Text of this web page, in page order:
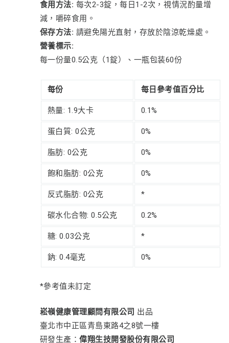
食用方法: 每次2-3錠，每日1-2次，視情況酌量增
減，嚼碎食用。
保存方法: 請避免陽光直射，存放於陰涼乾燥處。
營養標示:
每一份量0.5公克（1錠）、一瓶包装60份
每份 每日參考值百分比
熱量: 1.9大卡 0.1%
蛋白質: 0公克 0%
脂肪: 0公克 0%
飽和脂肪: 0公克 0%
反式脂肪: 0公克 *
碳水化合物: 0.5公克 0.2%
糖: 0.03公克 *
鈉: 0.4毫克 0%
*參考值未訂定
崧嶺健康管理顧問有限公司 出品
臺北市中正區青島東路4之8號一樓
研發生產：偉翔生技開發股份有限公司